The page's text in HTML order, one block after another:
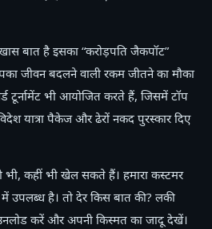
बात है इसका “करोड़पति जैकपॉट”
जीवन बदलने वाली रकम जीतने का मौका
टूर्नामेंट भी आयोजित करते हैं, जिसमें टॉप
यात्रा पैकेज और ढेरों नकद पुरस्कार दिए
कहीं भी खेल सकते हैं। हमारा कस्टमर
उपलब्ध है। तो देर किस बात की? लकी
करें और अपनी किस्मत का जादू देखें।